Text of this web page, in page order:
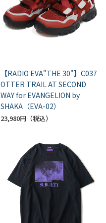
【RADIO EVA"THE 30"】C037
OTTER TRAIL AT SECOND
WAY for EVANGELION by
SHAKA（EVA-02）
23,980円